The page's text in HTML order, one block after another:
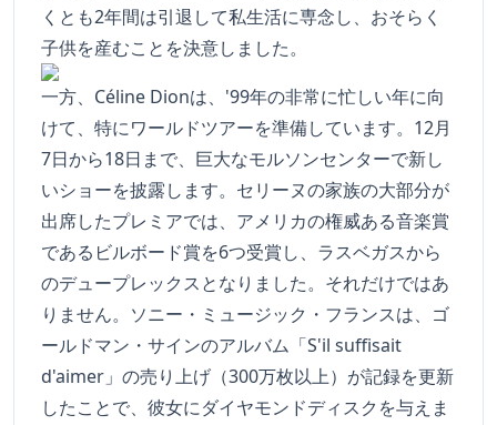
くとも2年間は引退して私生活に専念し、おそらく
子供を産むことを決意しました。
一方、Céline Dionは、'99年の非常に忙しい年に向
けて、特にワールドツアーを準備しています。12月
7日から18日まで、巨大なモルソンセンターで新し
いショーを披露します。セリーヌの家族の大部分が
出席したプレミアでは、アメリカの権威ある音楽賞
であるビルボード賞を6つ受賞し、ラスベガスから
のデュープレックスとなりました。それだけではあ
りません。ソニー・ミュージック・フランスは、ゴ
ールドマン・サインのアルバム「S'il suffisait
d'aimer」の売り上げ（300万枚以上）が記録を更新
したことで、彼女にダイヤモンドディスクを与えま